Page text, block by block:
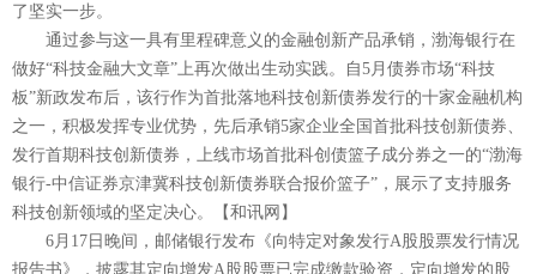
了坚实一步。
通过参与这一具有里程碑意义的金融创新产品承销，渤海银行在
做好“科技金融大文章”上再次做出生动实践。自5月债券市场“科技
板”新政发布后，该行作为首批落地科技创新债券发行的十家金融机构
之一，积极发挥专业优势，先后承销5家企业全国首批科技创新债券、
发行首期科技创新债券，上线市场首批科创债篮子成分券之一的“渤海
银行-中信证券京津冀科技创新债券联合报价篮子”，展示了支持服务
科技创新领域的坚定决心。【和讯网】
6月17日晚间，邮储银行发布《向特定对象发行A股股票发行情况
报告书》，披露其定向增发A股股票已完成缴款验资，定向增发的股